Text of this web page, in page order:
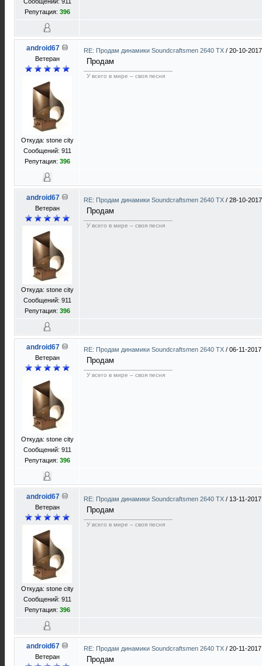
Репутация: 396
android67
Ветеран
Откуда: stone city
Сообщений: 911
Репутация: 396
RE: Продам динамики Soundcraftsmen 2640 TX / 20-10-
Продам
У всего в мире – своя песня
android67
Ветеран
Откуда: stone city
Сообщений: 911
Репутация: 396
RE: Продам динамики Soundcraftsmen 2640 TX / 28-10-
Продам
У всего в мире – своя песня
android67
Ветеран
Откуда: stone city
Сообщений: 911
Репутация: 396
RE: Продам динамики Soundcraftsmen 2640 TX / 06-11-
Продам
У всего в мире – своя песня
android67
Ветеран
Откуда: stone city
Сообщений: 911
Репутация: 396
RE: Продам динамики Soundcraftsmen 2640 TX / 13-11-
Продам
У всего в мире – своя песня
android67
Ветеран
RE: Продам динамики Soundcraftsmen 2640 TX / 20-11-
Продам